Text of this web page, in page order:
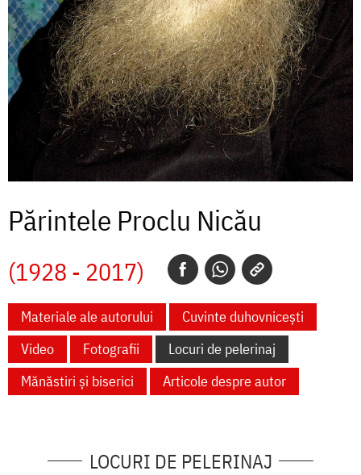
Părintele Proclu Nicău
(1928 - 2017)
Materiale ale autorului
Cuvinte duhovnicești
Video
Fotografii
Locuri de pelerinaj
Mănăstiri și biserici
Articole despre autor
LOCURI DE PELERINAJ